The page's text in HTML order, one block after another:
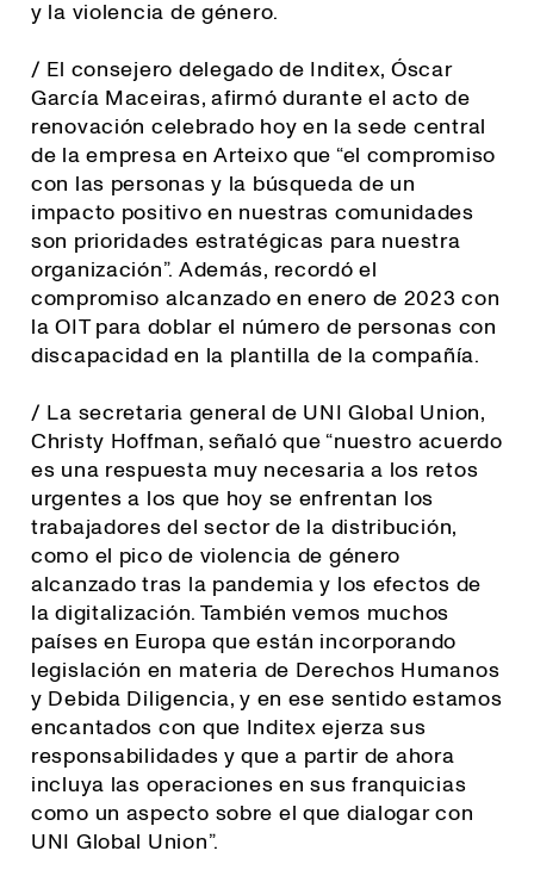
y la violencia de género.
/ El consejero delegado de Inditex, Óscar
García Maceiras, afirmó durante el acto de
renovación celebrado hoy en la sede central
de la empresa en Arteixo que “el compromiso
con las personas y la búsqueda de un
impacto positivo en nuestras comunidades
son prioridades estratégicas para nuestra
organización”. Además, recordó el
compromiso alcanzado en enero de 2023 con
la OIT para doblar el número de personas con
discapacidad en la plantilla de la compañía.
/ La secretaria general de UNI Global Union,
Christy Hoffman, señaló que “nuestro acuerdo
es una respuesta muy necesaria a los retos
urgentes a los que hoy se enfrentan los
trabajadores del sector de la distribución,
como el pico de violencia de género
alcanzado tras la pandemia y los efectos de
la digitalización. También vemos muchos
países en Europa que están incorporando
legislación en materia de Derechos Humanos
y Debida Diligencia, y en ese sentido estamos
encantados con que Inditex ejerza sus
responsabilidades y que a partir de ahora
incluya las operaciones en sus franquicias
como un aspecto sobre el que dialogar con
UNI Global Union”.